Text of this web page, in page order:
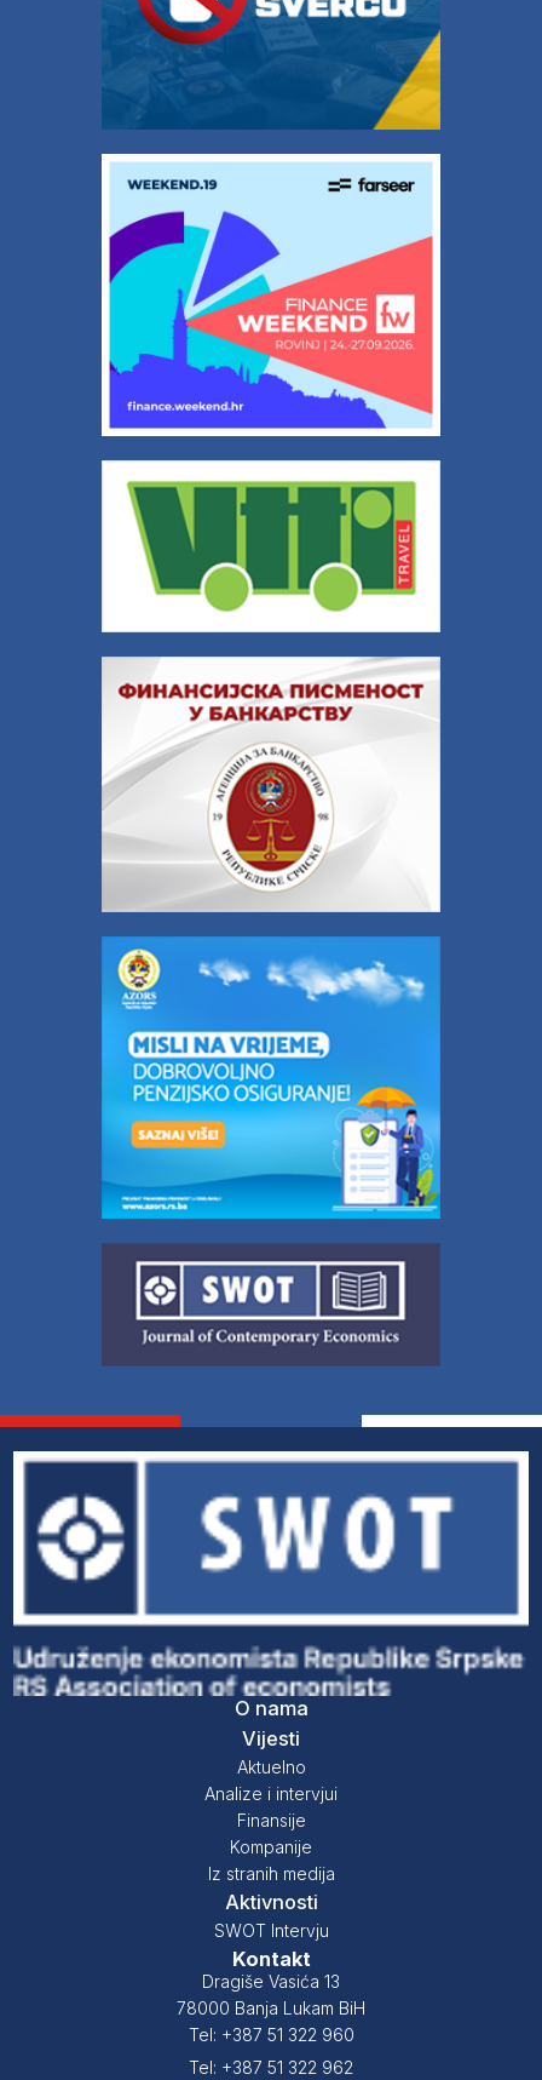
O nama
Vijesti
Aktuelno
Analize i intervjui
Finansije
Kompanije
Iz stranih medija
Aktivnosti
SWOT Intervju
Kontakt
Dragiše Vasića 13
78000 Banja Lukam BiH
Tel: +387 51 322 960
Tel: +387 51 322 962